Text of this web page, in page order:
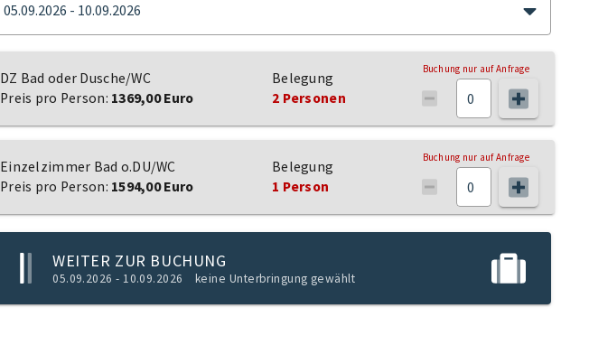
05.09.2026 - 10.09.2026
DZ Bad oder Dusche/WC
Preis pro Person: 1369,00 Euro
Belegung
2 Personen
Buchung nur auf Anfrage
Einzelzimmer Bad o.DU/WC
Preis pro Person: 1594,00 Euro
Belegung
1 Person
Buchung nur auf Anfrage
WEITER ZUR BUCHUNG
05.09.2026 - 10.09.2026 keine Unterbringung gewählt